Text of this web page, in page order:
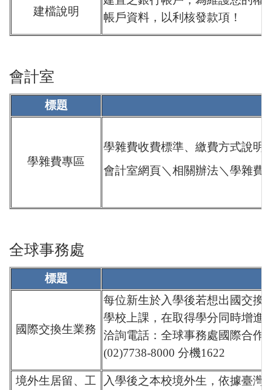
建檔說明
帳戶資料，以利核發款項！
會計室
標題
學雜費專區
學雜費收費標準、繳費方式說明
會計室網頁＼相關辦法＼學雜費
全球事務處
標題
國際交換生業務
每位新生於入學後若想出國交換
學校上課，在取得學分同時增進
洽詢電話：全球事務處國際合作
(02)7738-8000 分機1622
境外生居留、工
入學後之本校境外生，依據臺